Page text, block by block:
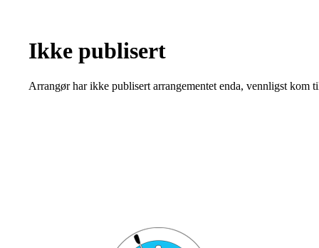
Ikke publisert
Arrangør har ikke publisert arrangementet enda, vennligst kom